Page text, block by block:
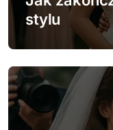
i
s
u
stylu